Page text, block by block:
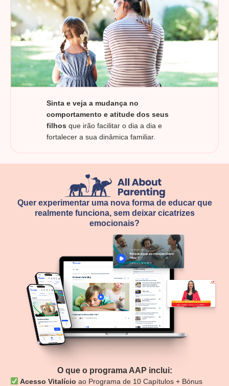
Sinta e veja a mudança no
comportamento e atitude dos seus
filhos que irão facilitar o dia a dia e
fortalecer a sua dinâmica familiar.
Quer experimentar uma nova forma de educar que
realmente funciona, sem deixar cicatrizes
emocionais?
O que o programa AAP inclui:
Acesso Vitalício ao Programa de 10 Capítulos + Bónus